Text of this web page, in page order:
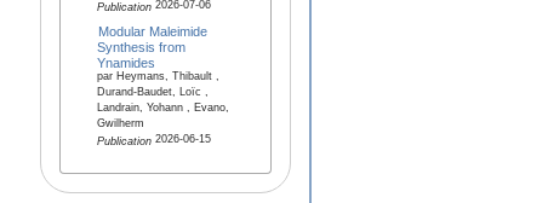
Publication2026-07-06
Modular Maleimide
Synthesis from
Ynamides
par Heymans, Thibault ,
Durand-Baudet, Loïc ,
Landrain, Yohann , Evano,
Gwilherm
Publication2026-06-15